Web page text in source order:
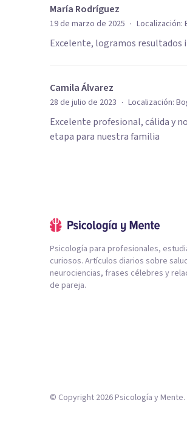
María Rodríguez
19 de marzo de 2025 · Localización:
Excelente, logramos resultados
Camila Álvarez
28 de julio de 2023 · Localización:
Excelente profesional, cálida y
etapa para nuestra familia
Psicología para profesionales,
curiosos. Artículos diarios sobre
neurociencias, frases célebres y
de pareja.
© Copyright 2026Psicología y